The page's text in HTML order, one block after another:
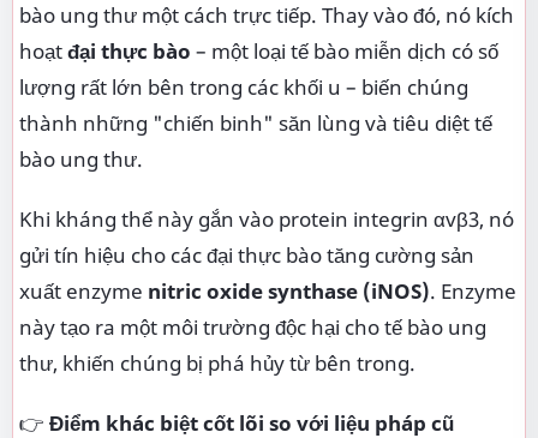
bào ung thư một cách trực tiếp. Thay vào đó, nó kích
hoạtđại thực bào – một loại tế bào miễn dịch có số
lượng rất lớn bên trong các khối u – biến chúng
thành những "chiến binh" săn lùng và tiêu diệt tế
bào ung thư.
Khi kháng thể này gắn vào protein integrin αvβ3, nó
gửi tín hiệu cho các đại thực bào tăng cường sản
xuất enzyme nitric oxide synthase (iNOS). Enzyme
này tạo ra một môi trường độc hại cho tế bào ung
thư, khiến chúng bị phá hủy từ bên trong.
👉 Điểm khác biệt cốt lõi so với liệu pháp cũ